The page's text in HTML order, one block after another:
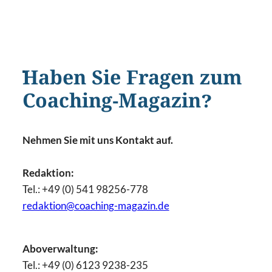
Haben Sie Fragen zum
Coaching-Magazin?
Nehmen Sie mit uns Kontakt auf.
Redaktion:
Tel.: +49 (0) 541 98256-778
redaktion@coaching-magazin.de
Aboverwaltung:
Tel.: +49 (0) 6123 9238-235